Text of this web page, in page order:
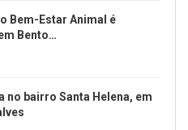
Bem-Estar Animal é
Bento…
no bairro Santa Helena, em